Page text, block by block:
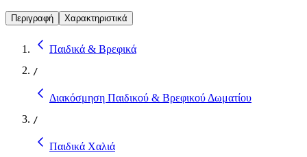
Περιγραφή Χαρακτηριστικά
Παιδικά & Βρεφικά
/
Διακόσμηση Παιδικού & Βρεφικού Δωματίου
/
Παιδικά Χαλιά